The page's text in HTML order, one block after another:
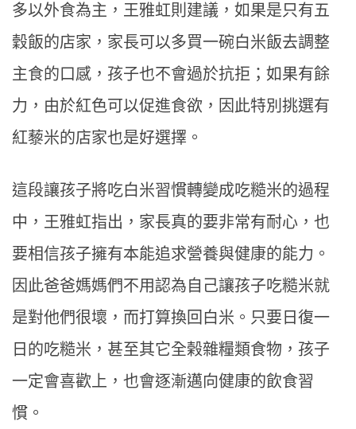
多以外食為主，王雅虹則建議，如果是只有五
穀飯的店家，家長可以多買一碗白米飯去調整
主食的口感，孩子也不會過於抗拒；如果有餘
力，由於紅色可以促進食欲，因此特別挑選有
紅藜米的店家也是好選擇。
這段讓孩子將吃白米習慣轉變成吃糙米的過程
中，王雅虹指出，家長真的要非常有耐心，也
要相信孩子擁有本能追求營養與健康的能力。
因此爸爸媽媽們不用認為自己讓孩子吃糙米就
是對他們很壞，而打算換回白米。只要日復一
日的吃糙米，甚至其它全榖雜糧類食物，孩子
一定會喜歡上，也會逐漸邁向健康的飲食習
慣。